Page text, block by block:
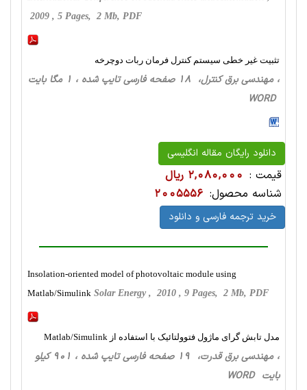
2009 , 5 Pages, 2 Mb, PDF
تثبیت غیر خطی سیستم کنترل فرمان ربات دوچرخه
، مهندسی برق کنترل، 18 صفحه فارسی تایپ شده ، 1 مگا بایت
WORD
دانلود رایگان مقاله انگلیسی
قیمت : 2,080,000 ریال
شناسه محصول: 2005556
خرید ترجمه فارسی و دانلود
Insolation-oriented model of photovoltaic module using
Matlab/Simulink Solar Energy , 2010 , 9 Pages, 2 Mb, PDF
مدل تابش گرای ماژول فتوولتائیک با استفاده از Matlab/Simulink
، مهندسی برق قدرت، 19 صفحه فارسی تایپ شده ، 901 کیلو
بایت WORD